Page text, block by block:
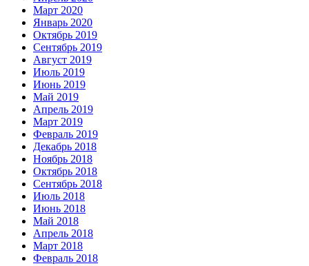
Март 2020
Январь 2020
Октябрь 2019
Сентябрь 2019
Август 2019
Июль 2019
Июнь 2019
Май 2019
Апрель 2019
Март 2019
Февраль 2019
Декабрь 2018
Ноябрь 2018
Октябрь 2018
Сентябрь 2018
Июль 2018
Июнь 2018
Май 2018
Апрель 2018
Март 2018
Февраль 2018